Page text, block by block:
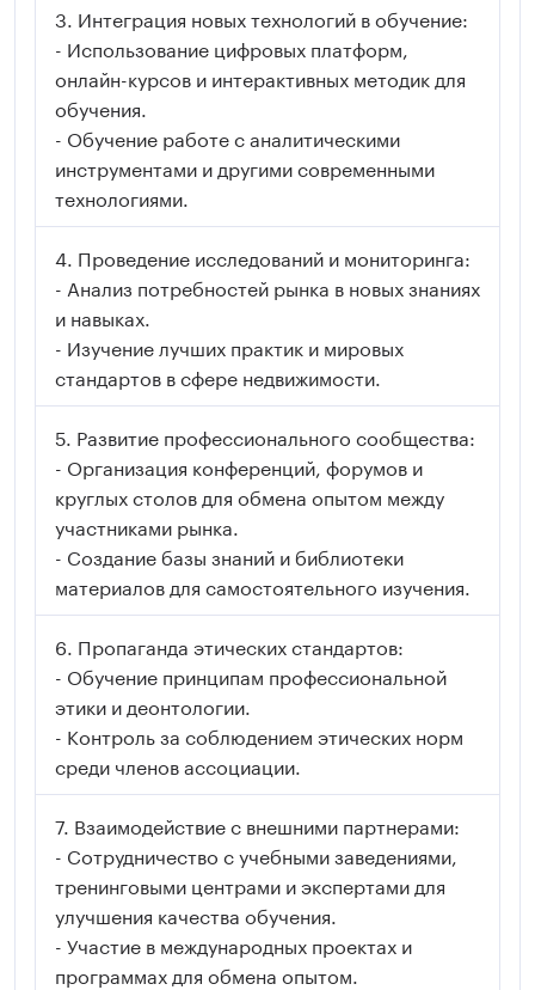
Интеграция новых технологий в обучение:
- Использование цифровых платформ,
онлайн-курсов и интерактивных методик для
обучения.
- Обучение работе с аналитическими
инструментами и другими современными
технологиями.
Проведение исследований и мониторинга:
- Анализ потребностей рынка в новых знаниях
и навыках.
- Изучение лучших практик и мировых
стандартов в сфере недвижимости.
Развитие профессионального сообщества:
- Организация конференций, форумов и
круглых столов для обмена опытом между
участниками рынка.
- Создание базы знаний и библиотеки
материалов для самостоятельного изучения.
Пропаганда этических стандартов:
- Обучение принципам профессиональной
этики и деонтологии.
- Контроль за соблюдением этических норм
среди членов ассоциации.
Взаимодействие с внешними партнерами:
- Сотрудничество с учебными заведениями,
тренинговыми центрами и экспертами для
улучшения качества обучения.
- Участие в международных проектах и
программах для обмена опытом.